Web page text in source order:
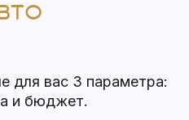
для вас 3 параметра:
и бюджет.